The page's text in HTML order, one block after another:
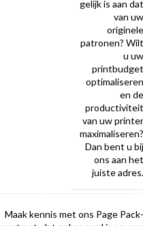
gelijk is aan dat
van uw
originele
patronen? Wilt
u uw
printbudget
optimaliseren
en de
productiviteit
van uw printer
maximaliseren?
Dan bent u bij
ons aan het
juiste adres.
Maak kennis met ons Page Pack-